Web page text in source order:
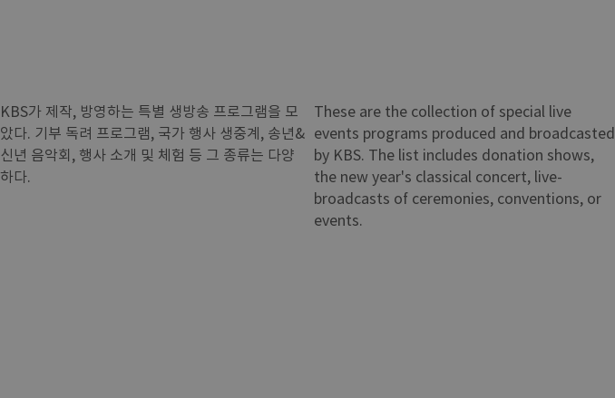
KBS가 제작, 방영하는 특별 생방송 프로그램을 모
았다. 기부 독려 프로그램, 국가 행사 생중계, 송년&
신년 음악회, 행사 소개 및 체험 등 그 종류는 다양
하다.
These are the collection of special live
events programs produced and broadcasted
by KBS. The list includes donation shows,
the new year's classical concert, live-
broadcasts of ceremonies, conventions, or
events.